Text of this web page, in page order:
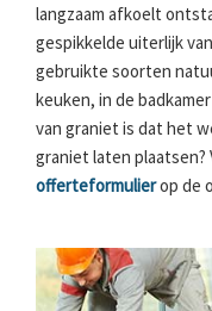
langzaam afkoelt
gespikkelde uiterlijk
gebruikte soorten
keuken, in de
van graniet is dat het
graniet laten plaatsen?
offerteformulierop de